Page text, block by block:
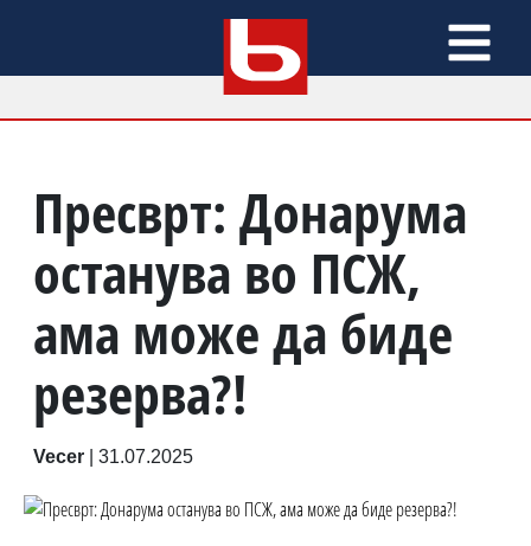
Пресврт: Донарума
останува во ПСЖ,
ама може да биде
резерва?!
Vecer 31.07.2025